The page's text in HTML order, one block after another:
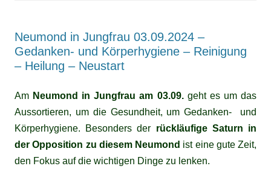
Neumond in Jungfrau 03.09.2024 –
Gedanken- und Körperhygiene – Reinigung
– Heilung – Neustart
Am Neumond in Jungfrau am 03.09.geht es um das
Aussortieren, um die Gesundheit, um Gedanken- und
Körperhygiene. Besonders der rückläufige Saturn in
der Opposition zu diesem Neumond ist eine gute Zeit,
den Fokus auf die wichtigen Dinge zu lenken.